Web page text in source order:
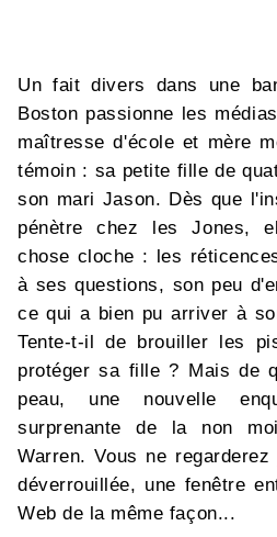
Un fait divers dans une
Boston passionne les
maîtresse d'école et mère
témoin : sa petite fille de
son mari Jason. Dès que
pénètre chez les Jones,
chose cloche : les
à ses questions, son peu
ce qui a bien pu arriver à
Tente-t-il de brouiller les
protéger sa fille ? Mais de
peau, une nouvelle
surprenante de la non
Warren. Vous ne
déverrouillée, une fenêtre
Web de la même façon...